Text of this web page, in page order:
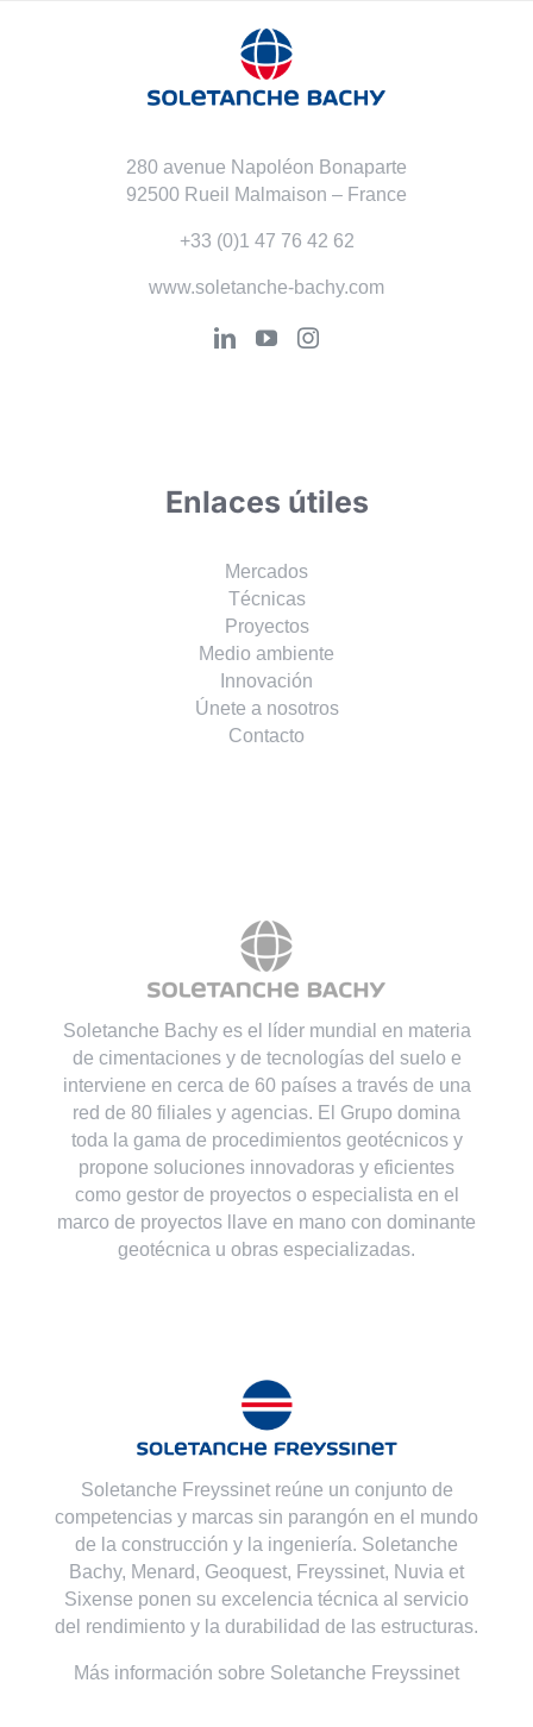
280 avenue Napoléon Bonaparte
92500 Rueil Malmaison – France
+33 (0)1 47 76 42 62
www.soletanche-bachy.com
Enlaces útiles
Mercados
Técnicas
Proyectos
Medio ambiente
Innovación
Únete a nosotros
Contacto
Soletanche Bachy es el líder mundial en materia
de cimentaciones y de tecnologías del suelo e
interviene en cerca de 60 países a través de una
red de 80 filiales y agencias. El Grupo domina
toda la gama de procedimientos geotécnicos y
propone soluciones innovadoras y eficientes
como gestor de proyectos o especialista en el
marco de proyectos llave en mano con dominante
geotécnica u obras especializadas.
Soletanche Freyssinet reúne un conjunto de
competencias y marcas sin parangón en el mundo
de la construcción y la ingeniería. Soletanche
Bachy, Menard, Geoquest, Freyssinet, Nuvia et
Sixense ponen su excelencia técnica al servicio
del rendimiento y la durabilidad de las estructuras.
Más información sobre Soletanche Freyssinet